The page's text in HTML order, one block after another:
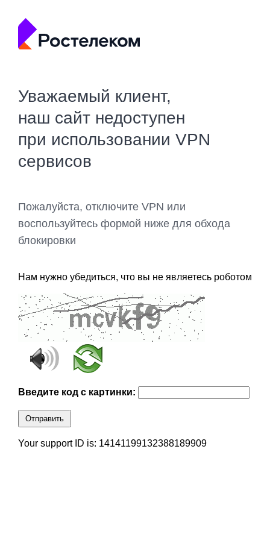
Уважаемый клиент,
наш сайт недоступен
при использовании VPN
сервисов
Пожалуйста, отключите VPN или
воспользуйтесь формой ниже для обхода
блокировки
Нам нужно убедиться, что вы не являетесь роботом
Введите код с картинки:
Отправить
Your support ID is: 14141199132388189909